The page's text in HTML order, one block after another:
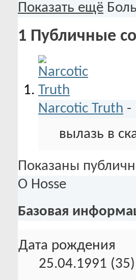
Показать ещё
1 Публичные
Narcotic Truth -
вылазь в
Показаны
О Hosse
Базовая
Дата рождения
25.04.1991 (35)